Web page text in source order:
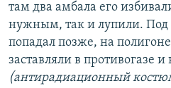
там два амбала его
нужным, так и лупили.
попадал позже, на
заставляли в противогазе и
(антирадиационный